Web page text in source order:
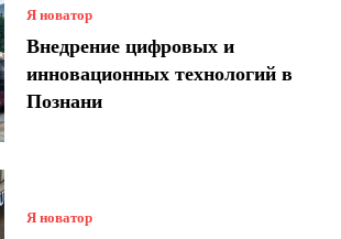
Я новатор
Внедрение цифровых и
инновационных технологий в
Познани
Я новатор